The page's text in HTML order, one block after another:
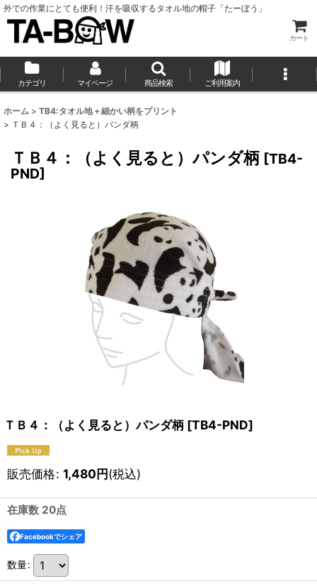
外での作業にとても便利！汗を吸収するタオル地の帽子「たーぼう」
カート
カテゴリ マイページ 商品検索 ご利用案内
ホーム > TB4:タオル地＋細かい柄をプリント
> ＴＢ４：（よく見ると）パンダ柄
ＴＢ４：（よく見ると）パンダ柄 [TB4-
PND]
ＴＢ４：（よく見ると）パンダ柄 [TB4-PND]
販売価格: 1,480円(税込)
在庫数 20点
Facebookでシェア
数量: